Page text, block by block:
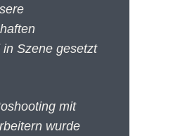
Szene gesetzt
mit
wurde